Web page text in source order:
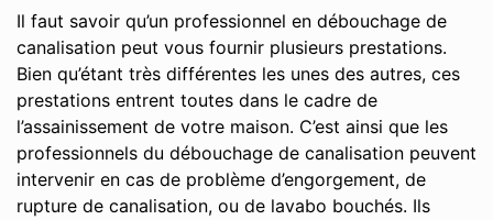
Il faut savoir qu’un professionnel en débouchage de
canalisation peut vous fournir plusieurs prestations.
Bien qu’étant très différentes les unes des autres, ces
prestations entrent toutes dans le cadre de
l’assainissement de votre maison. C’est ainsi que les
professionnels du débouchage de canalisation peuvent
intervenir en cas de problème d’engorgement, de
rupture de canalisation, ou de lavabo bouchés. Ils